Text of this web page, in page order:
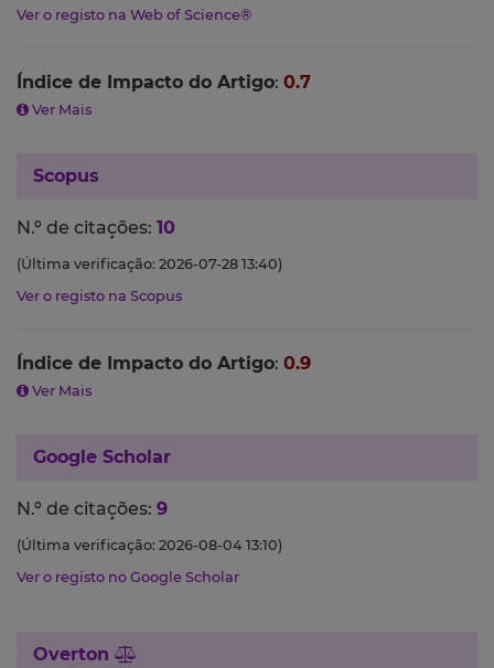
Ver o registo na Web of Science®
Índice de Impacto do Artigo: 0.7
Ver Mais
Scopus
N.º de citações: 10
(Última verificação: 2026-07-28 13:40)
Ver o registo na Scopus
Índice de Impacto do Artigo: 0.9
Ver Mais
Google Scholar
N.º de citações: 9
(Última verificação: 2026-08-04 13:10)
Ver o registo no Google Scholar
Overton